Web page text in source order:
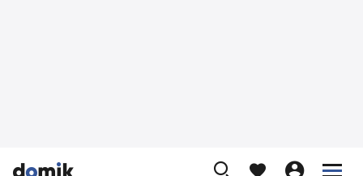


    

